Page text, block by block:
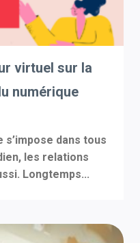
virtuel sur la
numérique
dans tous
les relations
Longtemps...